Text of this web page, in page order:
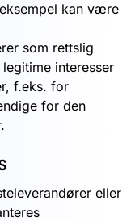
kan være
som rettslig
interesser
f.eks. for
for den
eller